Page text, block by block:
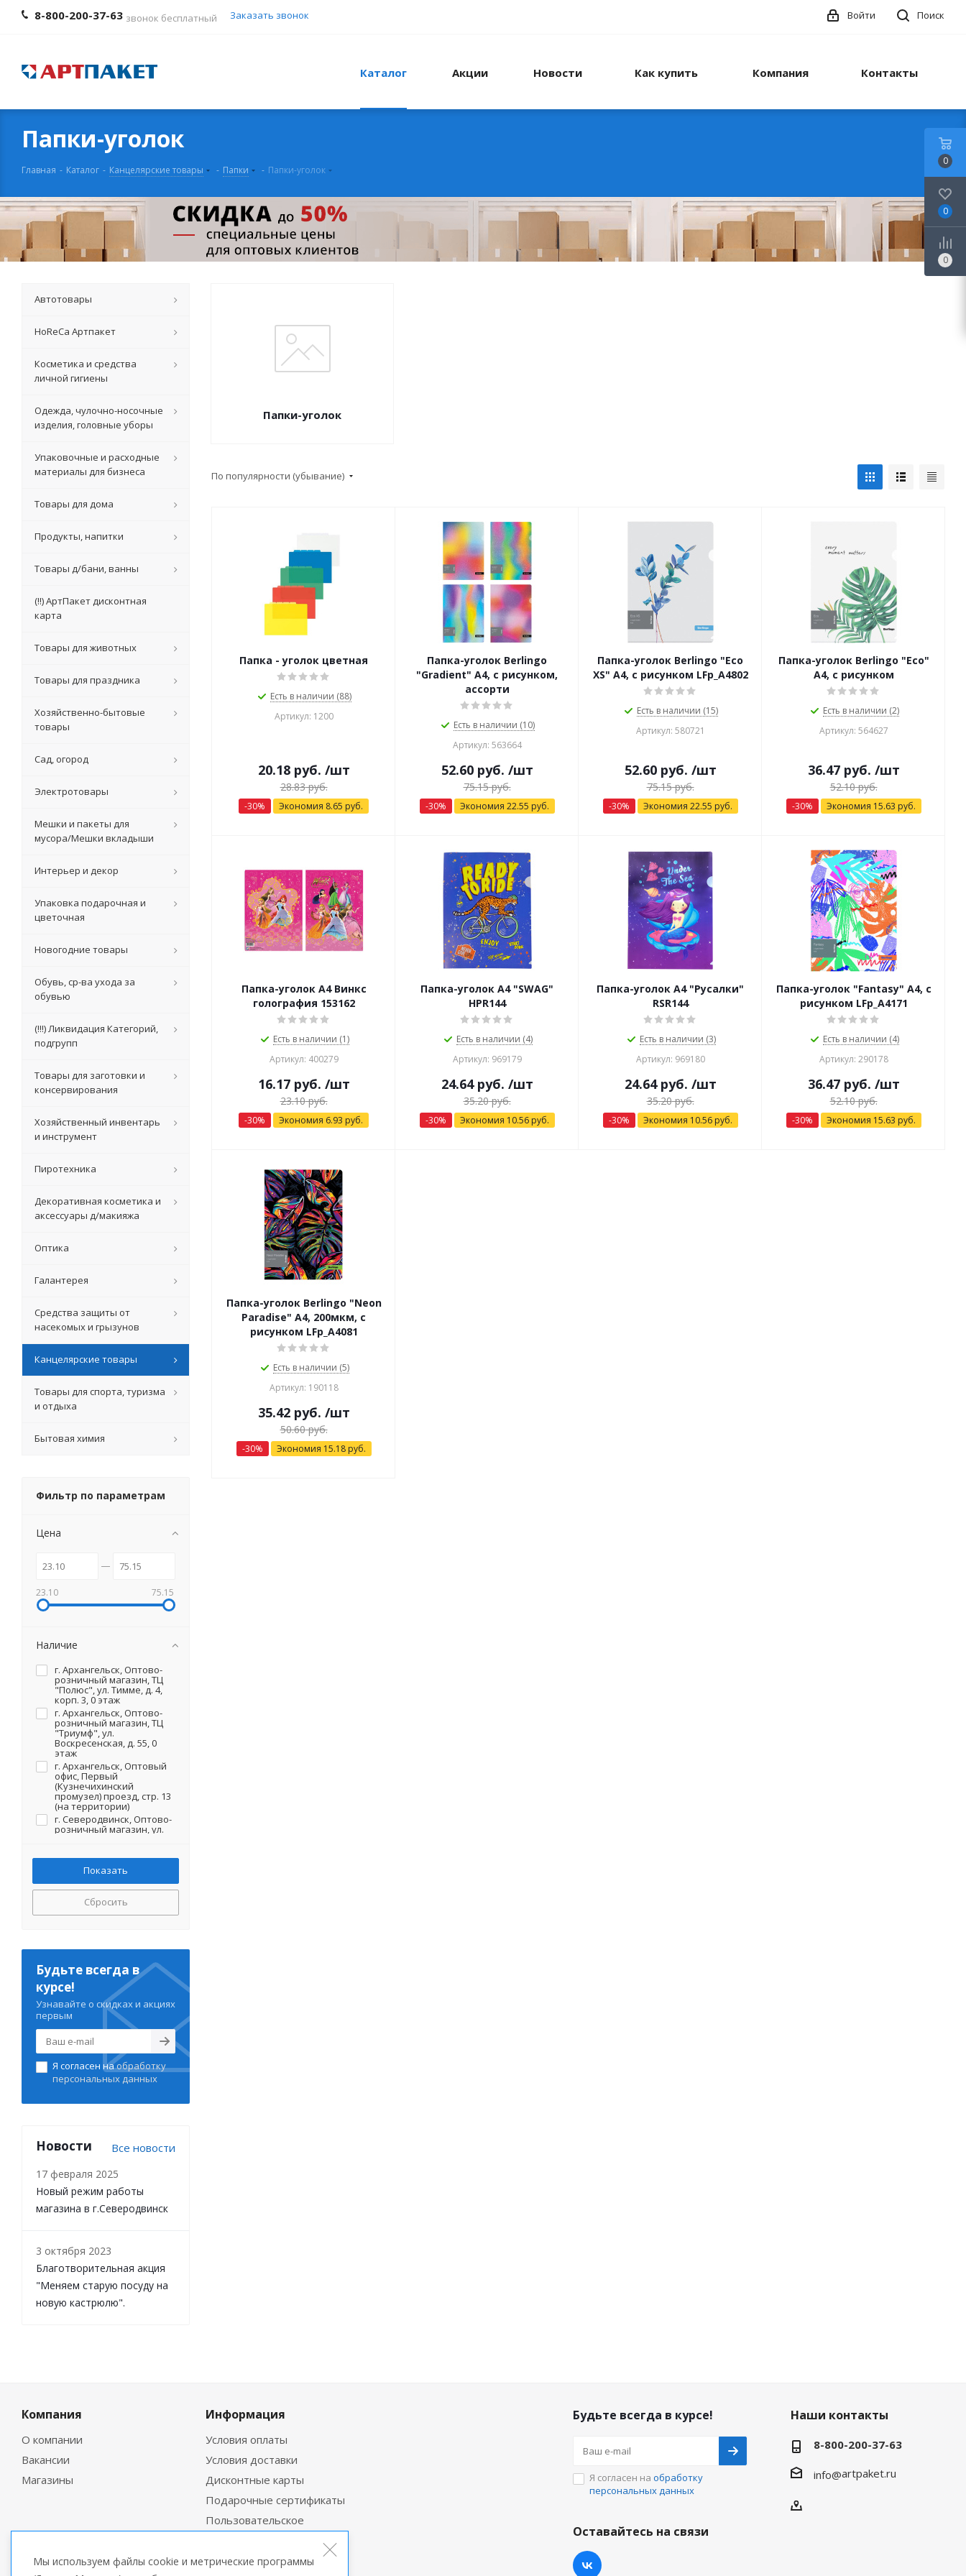
8-800-200-37-63 звонок бесплатный Заказать звонок Поиск
Войти
Каталог Акции Новости Как купить Компания Контакты
Папки-уголок
Главная - Каталог - Канцелярские товары - Папки - Папки-уголок
Папки-уголок
По популярности (убывание)
Папка - уголок цветная
Есть в наличии (88)
Артикул: 1200
20.18руб. /шт
28.83руб.
-30% Экономия 8.65 руб.
Папка-уголок Berlingo
"Gradient" A4, с рисунком,
ассорти
Есть в наличии (10)
Артикул: 563664
52.60руб. /шт
75.15руб.
-30% Экономия 22.55 руб.
Папка-уголок Berlingo "Eco
XS" А4, с рисунком LFp_A4802
Есть в наличии (15)
Артикул: 580721
52.60руб. /шт
75.15руб.
-30% Экономия 22.55 руб.
Папка-уголок Berlingo "Eco"
А4, с рисунком
Есть в наличии (2)
Артикул: 564627
36.47руб. /шт
52.10руб.
-30% Экономия 15.63 руб.
Папка-уголок A4 Винкс
голография 153162
Есть в наличии (1)
Артикул: 400279
16.17руб. /шт
23.10руб.
-30% Экономия 6.93 руб.
Папка-уголок А4 "SWAG"
HPR144
Есть в наличии (4)
Артикул: 969179
24.64руб. /шт
35.20руб.
-30% Экономия 10.56руб.
Папка-уголок А4 "Русалки"
RSR144
Есть в наличии (3)
Артикул: 969180
24.64руб. /шт
35.20руб.
-30% Экономия 10.56руб.
Папка-уголок "Fantasy" А4, с
рисунком LFp_A4171
Есть в наличии (4)
Артикул: 290178
36.47руб. /шт
52.10руб.
-30% Экономия 15.63 руб.
Папка-уголок Berlingo "Neon
Paradise" А4, 200мкм, с
рисунком LFp_A4081
Есть в наличии (5)
Артикул: 190118
35.42руб. /шт
50.60руб.
-30% Экономия 15.18руб.
Автотовары
HoReCa Артпакет
Косметика и средства
личной гигиены
Одежда, чулочно-носочные
изделия, головные уборы
Упаковочные и расходные
материалы для бизнеса
Товары для дома
Продукты, напитки
Товары д/бани, ванны
(!!) АртПакет дисконтная
карта
Товары для животных
Товары для праздника
Хозяйственно-бытовые
товары
Сад, огород
Электротовары
Мешки и пакеты для
мусора/Мешки вкладыши
Интерьер и декор
Упаковка подарочная и
цветочная
Новогодние товары
Обувь, ср-ва ухода за
обувью
(!!!) Ликвидация Категорий,
подгрупп
Товары для заготовки и
консервирования
Хозяйственный инвентарь
и инструмент
Пиротехника
Декоративная косметика и
аксессуары д/макияжа
Оптика
Галантерея
Средства защиты от
насекомых и грызунов
Канцелярские товары
Товары для спорта, туризма
и отдыха
Бытовая химия
Фильтр по параметрам
Цена
23.10 75.15
Наличие
г. Архангельск, Оптово-
розничный магазин, ТЦ
"Полюс", ул. Тимме, д. 4,
корп. 3, 0 этаж
г. Архангельск, Оптово-
розничный магазин, ТЦ
"Триумф", ул.
Воскресенская, д. 55, 0
этаж
г. Архангельск, Оптовый
офис, Первый
(Кузнечихинский
промузел) проезд, стр. 13
(на территории)
г. Северодвинск, Оптово-
розничный магазин, ул.
Сбросить
Будьте всегда в
курсе!
Узнавайте о скидках и акциях
первым
Я согласен наобработку
персональных данных
Новости Все новости
17 февраля 2025
Новый режим работы
магазина в г.Северодвинск
3 октября 2023
Благотворительная акция
"Меняем старую посуду на
новую кастрюлю".
Компания
О компании
Вакансии
Магазины
Информация
Условия оплаты
Условия доставки
Дисконтные карты
Подарочные сертификаты
Пользовательское
соглашение
Будьте всегда в курсе!
Я согласен на обработку
персональных данных
Оставайтесь на связи
Наши контакты
8-800-200-37-63
info@artpaket.ru
Мы используем файлы cookie и метрические программы
0
0
0